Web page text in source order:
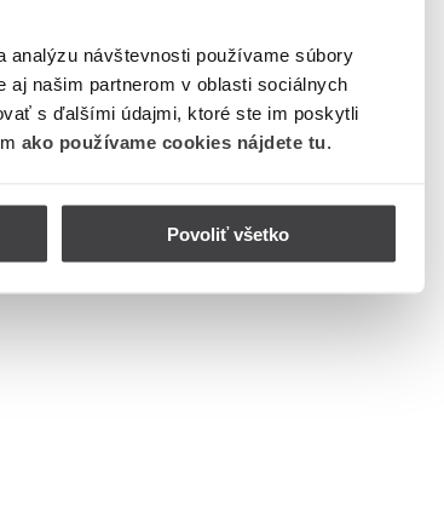
analýzu návštevnosti používame súbory
aj našim partnerom v oblasti sociálnych
s ďalšími údajmi, ktoré ste im poskytli
ako používame cookies nájdete tu.
Povoliť všetko